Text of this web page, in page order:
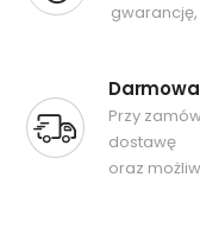
Przy
dostawę
oraz